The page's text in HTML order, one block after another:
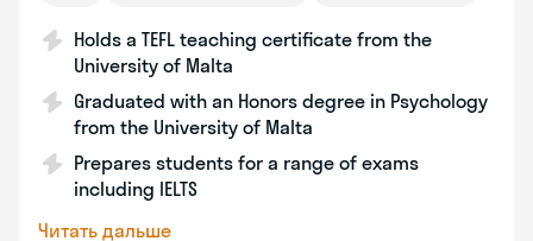
Holds a TEFL teaching certificate from the
University of Malta
Graduated with an Honors degree in Psychology
from the University of Malta
Prepares students for a range of exams
including IELTS
Читать дальше